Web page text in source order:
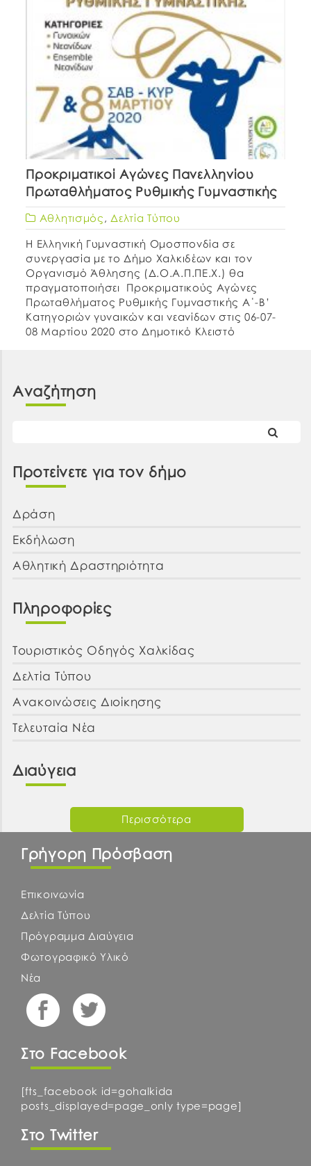
Προκριματικοί Αγώνες Πανελληνίου
Πρωταθλήματος Ρυθμικής Γυμναστικής
Αθλητισμός , Δελτία Τύπου
Η Ελληνική Γυμναστική Ομοσπονδία σε
συνεργασία με το Δήμο Χαλκιδέων και τον
Οργανισμό Άθλησης (Δ.Ο.Α.Π.ΠΕ.Χ.) θα
πραγματοποιήσει Προκριματικούς Αγώνες
Πρωταθλήματος Ρυθμικής Γυμναστικής Α΄-Β’
Κατηγοριών γυναικών και νεανίδων στις 06-07-
08 Μαρτίου 2020 στο Δημοτικό Κλειστό
Αναζήτηση
Προτείνετε για τον δήμο
Δράση
Εκδήλωση
Αθλητική Δραστηριότητα
Πληροφορίες
Τουριστικός Οδηγός Χαλκίδας
Δελτία Τύπου
Ανακοινώσεις Διοίκησης
Τελευταία Νέα
Διαύγεια
Περισσότερα
Γρήγορη Πρόσβαση
Επικοινωνία
Δελτία Τύπου
Πρόγραμμα Διαύγεια
Φωτογραφικό Υλικό
Νέα
Στο Facebook
[fts_facebook id=gohalkida
posts_displayed=page_only type=page]
Στο Twitter